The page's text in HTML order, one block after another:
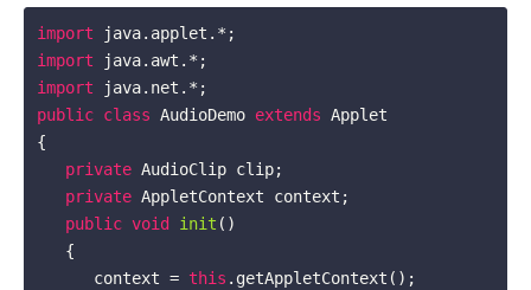
import
import
import
public class AudioDemo extends Applet
{
private AudioClip clip;
private AppletContext context;
public void init ()
{
      context =
this .getAppletContext();